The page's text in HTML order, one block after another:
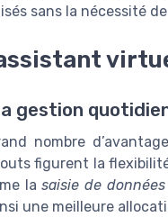
sans la nécessité
gestion
nombre
figurent la
lasaisie de données
une meilleure